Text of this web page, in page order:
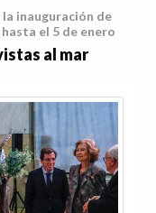
inauguración de
el 5 de enero
al mar